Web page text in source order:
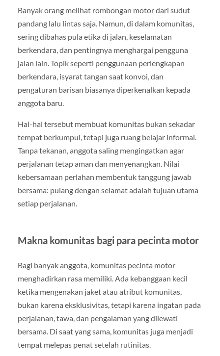
Banyak orang melihat rombongan motor dari sudut
pandang lalu lintas saja. Namun, di dalam komunitas,
sering dibahas pula etika di jalan, keselamatan
berkendara, dan pentingnya menghargai pengguna
jalan lain. Topik seperti penggunaan perlengkapan
berkendara, isyarat tangan saat konvoi, dan
pengaturan barisan biasanya diperkenalkan kepada
anggota baru.
Hal-hal tersebut membuat komunitas bukan sekadar
tempat berkumpul, tetapi juga ruang belajar informal.
Tanpa tekanan, anggota saling mengingatkan agar
perjalanan tetap aman dan menyenangkan. Nilai
kebersamaan perlahan membentuk tanggung jawab
bersama: pulang dengan selamat adalah tujuan utama
setiap perjalanan.
Makna komunitas bagi para pecinta motor
Bagi banyak anggota, komunitas pecinta motor
menghadirkan rasa memiliki. Ada kebanggaan kecil
ketika mengenakan jaket atau atribut komunitas,
bukan karena eksklusivitas, tetapi karena ingatan pada
perjalanan, tawa, dan pengalaman yang dilewati
bersama. Di saat yang sama, komunitas juga menjadi
tempat melepas penat setelah rutinitas.